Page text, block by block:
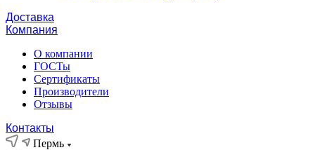
Доставка
Компания
О компании
ГОСТы
Сертификаты
Производители
Отзывы
Контакты
Пермь